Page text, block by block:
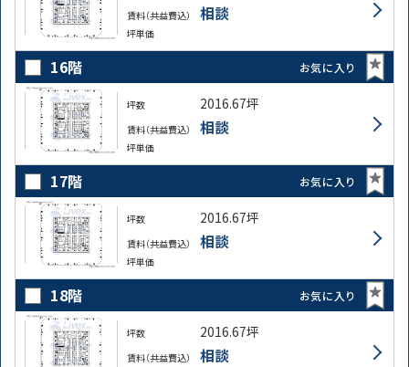
賃料（共益費込） 相談
坪単価
16階 お気に入り
坪数 2016.67坪
賃料（共益費込） 相談
坪単価
17階 お気に入り
坪数 2016.67坪
賃料（共益費込） 相談
坪単価
18階 お気に入り
坪数 2016.67坪
賃料（共益費込） 相談